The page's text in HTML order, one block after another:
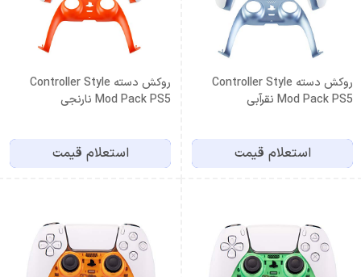
روکش دسته Controller Style
Mod Pack PS5 نقرآبی
استعلام قیمت
روکش دسته Controller Style
Mod Pack PS5 نارنجی
استعلام قیمت